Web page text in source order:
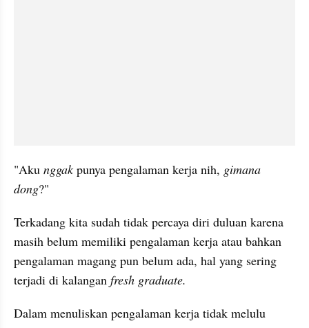
"Aku nggak punya pengalaman kerja nih, gimana
dong?"
Terkadang kita sudah tidak percaya diri duluan karena
masih belum memiliki pengalaman kerja atau bahkan
pengalaman magang pun belum ada, hal yang sering
terjadi di kalangan fresh graduate.
Dalam menuliskan pengalaman kerja tidak melulu